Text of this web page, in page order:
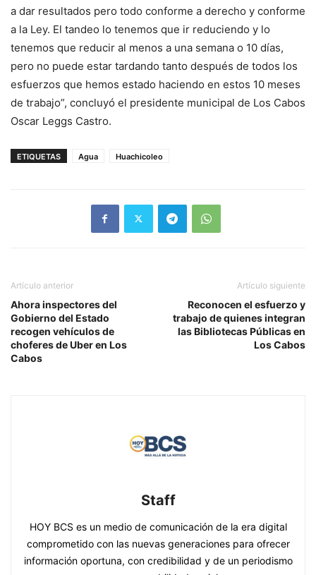
a dar resultados pero todo conforme a derecho y conforme
a la Ley. El tandeo lo tenemos que ir reduciendo y lo
tenemos que reducir al menos a una semana o 10 días,
pero no puede estar tardando tanto después de todos los
esfuerzos que hemos estado haciendo en estos 10 meses
de trabajo”, concluyó el presidente municipal de Los Cabos
Oscar Leggs Castro.
ETIQUETAS Agua Huachicoleo
Artículo anterior
Ahora inspectores del
Gobierno del Estado
recogen vehículos de
choferes de Uber en Los
Cabos
Artículo siguiente
Reconocen el esfuerzo y
trabajo de quienes integran
las Bibliotecas Públicas en
Los Cabos
Staff
HOY BCS es un medio de comunicación de la era digital
comprometido con las nuevas generaciones para ofrecer
información oportuna, con credibilidad y de un periodismo